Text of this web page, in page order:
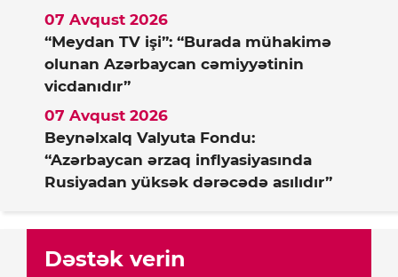
“Meydan TV işi”: “Burada mühakimə
olunan Azərbaycan cəmiyyətinin
vicdanıdır”
07 Avqust 2026
Beynəlxalq Valyuta Fondu:
“Azərbaycan ərzaq inflyasiyasında
Rusiyadan yüksək dərəcədə asılıdır”
07 Avqust 2026
Dəstək verin